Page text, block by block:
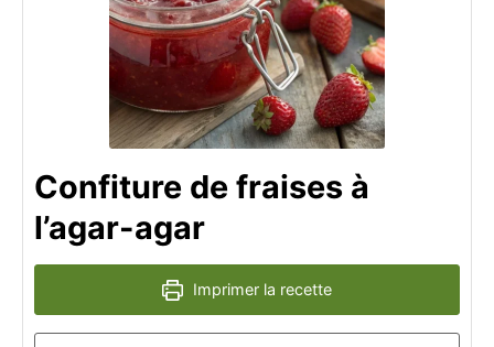
Confiture de fraises à
l’agar-agar
Imprimer la recette